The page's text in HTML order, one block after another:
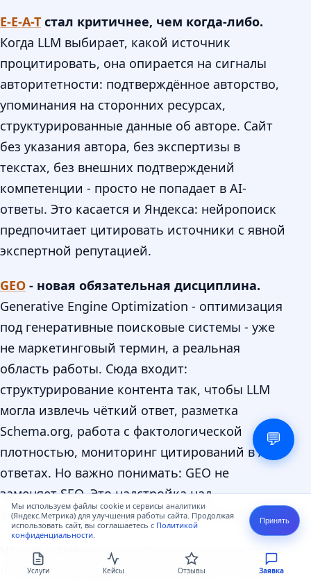
E-E-A-T стал критичнее, чем когда-либо.
Когда LLM выбирает, какой источник
процитировать, она опирается на сигналы
авторитетности: подтверждённое авторство,
упоминания на сторонних ресурсах,
структурированные данные об авторе. Сайт
без указания автора, без экспертизы в
текстах, без внешних подтверждений
компетенции - просто не попадает в AI-
ответы. Это касается и Яндекса: нейропоиск
предпочитает цитировать источники с явной
экспертной репутацией.
GEO - новая обязательная дисциплина.
Generative Engine Optimization - оптимизация
под генеративные поисковые системы - уже
не маркетинговый термин, а реальная
область работы. Сюда входит:
структурирование контента так, чтобы LLM
могла извлечь чёткий ответ, разметка
Schema.org, работа с фактологической
плотностью, мониторинг цитирований в AI-
ответах. Но важно понимать: GEO не
заменяет SEO. Это надстройка над
фундаментом, а не параллельная вселенная.
Что не изменилось.
Коммерческие запросы
по-прежнему ведут пользователей на сайты -
Услуги Кейсы Отзывы Заявка
Мы используем файлы cookie и сервисы аналитики
(Яндекс.Метрика) для улучшения работы сайта. Продолжая
использовать сайт, вы соглашаетесь с Политикой
конфиденциальности.
Принять
💬